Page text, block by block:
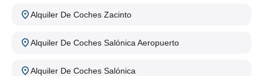
Alquiler De Coches Zacinto
Alquiler De Coches Salónica Aeropuerto
Alquiler De Coches Salónica